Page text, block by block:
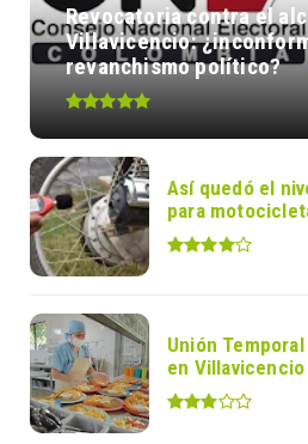
Revocatoria contra el
Villavicencio:
revanchismo político?
Así quedó el
para
Unión
en